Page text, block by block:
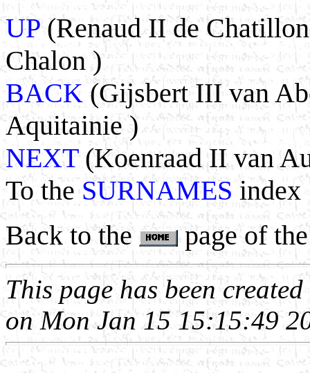
UP(Renaud II de
Chalon )
BACK (Gijsbert III van
Aquitainie )
NEXT(Koenraad II van
To the SURNAMES index
Back to the
page of
This page has been
on Mon Jan 15 15:15:49